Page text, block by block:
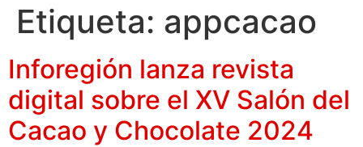
Etiqueta: appcacao
Inforegión lanza revista
digital sobre el XV Salón del
Cacao y Chocolate 2024